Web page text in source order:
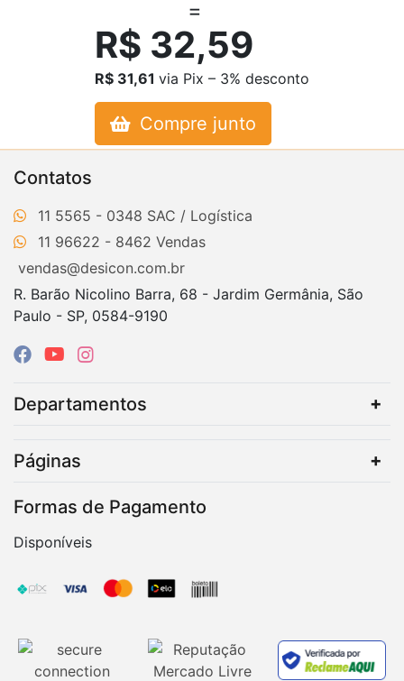
R$ 32,59
R$ 31,61 via Pix – 3% desconto
Compre junto
Contatos
11 5565 - 0348
11 96622 - 8462
vendas@desicon.com.br
R. Barão Nicolino Barra, 68 - Jardim Germânia, São
Paulo - SP, 0584-9190
Departamentos
Páginas
Formas de Pagamento
Disponíveis